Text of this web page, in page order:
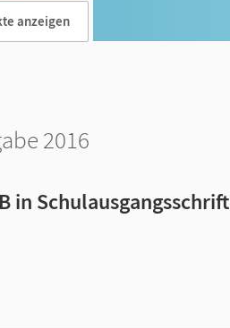
anzeigen
2016
in Schulausgangsschrift